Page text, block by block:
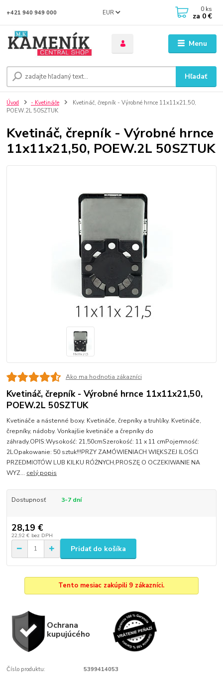
Menu
EUR
Hľadať
+421 940 949 000 0 ks
za 0 €
Úvod - Kvetináče
Kvetináč, črepník - Výrobné hrnce 11x11x21,50,
POEW.2L 50SZTUK
Kvetináč, črepník - Výrobné hrnce
11x11x21,50, POEW.2L 50SZTUK
Ako ma hodnotia zákazníci
Kvetináč, črepník - Výrobné hrnce 11x11x21,50,
POEW.2L 50SZTUK
Kvetináče a nástenné boxy. Kvetináče, črepníky a truhlíky. Kvetináče,
črepníky, nádoby. Vonkajšie kvetináče a črepníky do
záhrady.OPIS:Wysokość: 21,50cmSzerokość: 11 x 11 cmPojemność:
2LOpakowanie: 50 sztuk!!!PRZY ZAMÓWIENIACH WIĘKSZEJ ILOŚCI
PRZEDMIOTÓW LUB KILKU RÓŻNYCH,PROSZĘ O OCZEKIWANIE NA
WYZ... celý popis
Dostupnosť 3-7 dní
28,19 €
22,92 € bez DPH
Pridať do košíka
Tento mesiac zakúpili 9 zákazníci.
Ochrana
kupujúcého
Číslo produktu: 5399414053